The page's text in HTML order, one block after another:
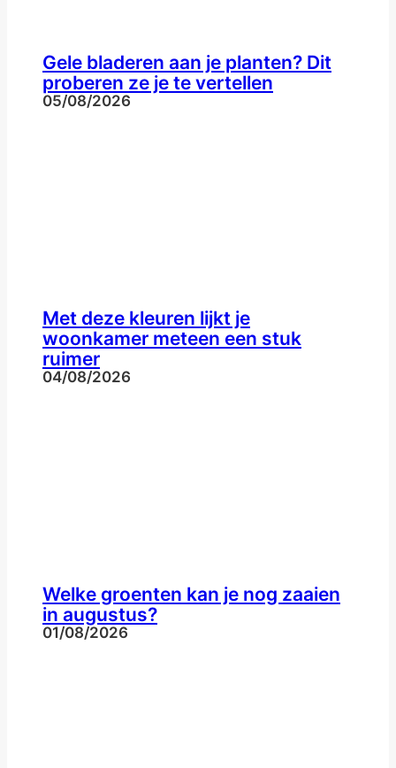
Gele bladeren aan je planten? Dit
proberen ze je te vertellen
05/08/2026
Met deze kleuren lijkt je
woonkamer meteen een stuk
ruimer
04/08/2026
Welke groenten kan je nog zaaien
in augustus?
01/08/2026